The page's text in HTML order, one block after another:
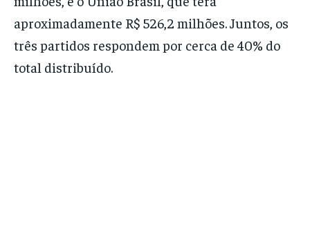
aproximadamente R$ 526,2 milhões. Juntos, os
três partidos respondem por cerca de 40% do
total distribuído.